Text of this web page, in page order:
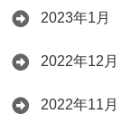
2023年1月
2022年12月
2022年11月